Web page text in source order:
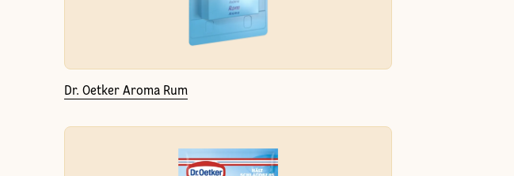
Dr. Oetker Aroma Rum